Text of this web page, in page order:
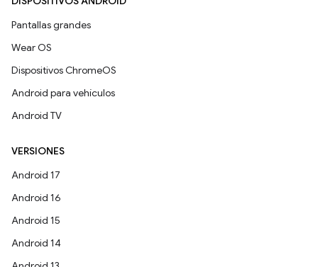
Pantallas grandes
Wear OS
Dispositivos ChromeOS
Android para vehículos
Android TV
VERSIONES
Android 17
Android 16
Android 15
Android 14